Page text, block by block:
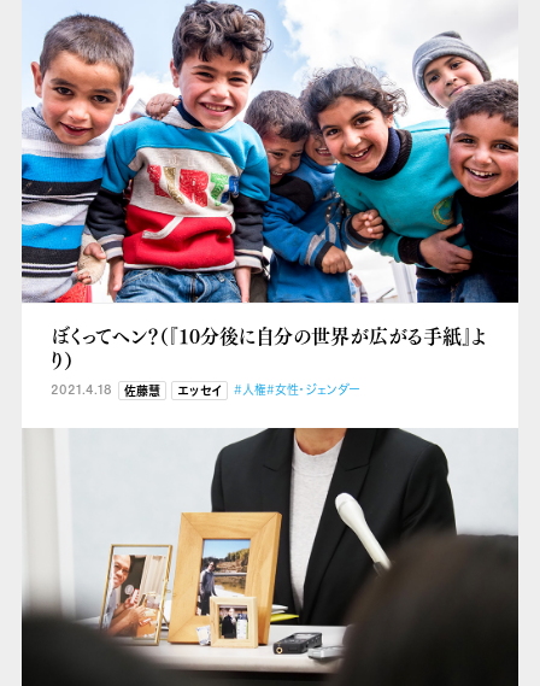
ぼくってヘン？（『10分後に自分の世界が広がる手紙』よ
り）
2021.4.18 佐藤慧 エッセイ #人権#女性・ジェンダー